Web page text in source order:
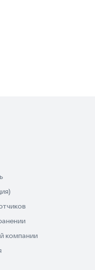
компании